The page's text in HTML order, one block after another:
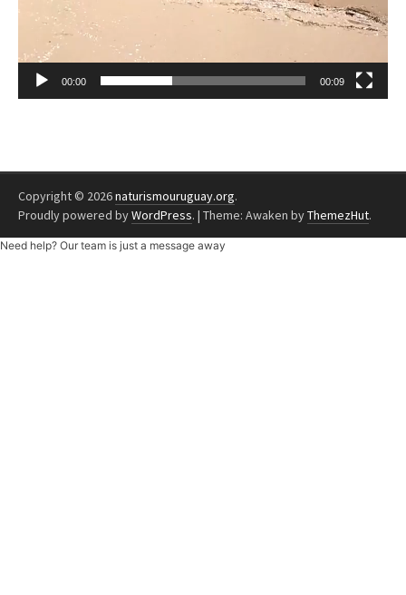
00:00 00:09
Copyright © 2026naturismouruguay.org.
Proudly powered byWordPress. | Theme: Awaken byThemezHut.
Need help? Our team is just a message away